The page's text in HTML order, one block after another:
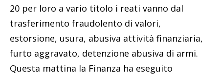
20 per loro a vario titolo i reati vanno dal
trasferimento fraudolento di valori,
estorsione, usura, abusiva attività finanziaria,
furto aggravato, detenzione abusiva di armi.
Questa mattina la Finanza ha eseguito